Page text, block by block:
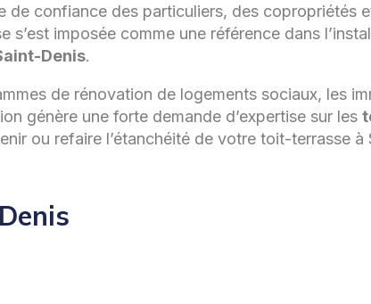
de confiance des particuliers, des copropriétés
imposée comme une référence dans
Denis.
de rénovation de logements sociaux, les
génère une forte demande d’expertise sur les
ou refaire l’étanchéité de votre toit-terrasse à